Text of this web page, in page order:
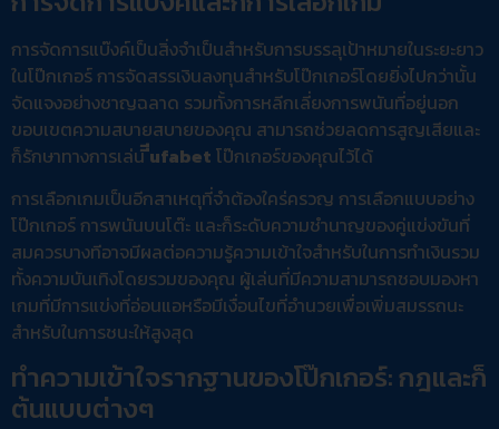
การจัดการแบ๊งค์เป็นสิ่งจำเป็นสำหรับการบรรลุเป้าหมายในระยะยาว
ในโป๊กเกอร์ การจัดสรรเงินลงทุนสำหรับโป๊กเกอร์โดยยิ่งไปกว่านั้น
จัดแจงอย่างชาญฉลาด รวมทั้งการหลีกเลี่ยงการพนันที่อยู่นอก
ขอบเขตความสบายสบายของคุณ สามารถช่วยลดการสูญเสียและ
ก็รักษาทางการเล่นีีufabet โป๊กเกอร์ของคุณไว้ได้
การเลือกเกมเป็นอีกสาเหตุที่จำต้องใคร่ครวญ การเลือกแบบอย่าง
โป๊กเกอร์ การพนันบนโต๊ะ และก็ระดับความชำนาญของคู่แข่งขันที่
สมควรบางทีอาจมีผลต่อความรู้ความเข้าใจสำหรับในการทำเงินรวม
ทั้งความบันเทิงโดยรวมของคุณ ผู้เล่นที่มีความสามารถชอบมองหา
เกมที่มีการแข่งที่อ่อนแอหรือมีเงื่อนไขที่อำนวยเพื่อเพิ่มสมรรถนะ
สำหรับในการชนะให้สูงสุด
ทำความเข้าใจรากฐานของโป๊กเกอร์: กฎและก็
ต้นแบบต่างๆ